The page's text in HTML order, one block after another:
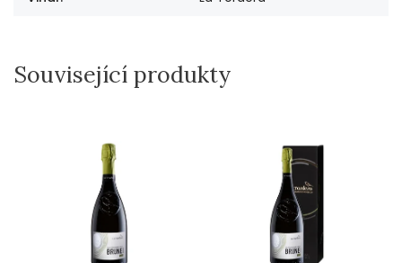
Související produkty